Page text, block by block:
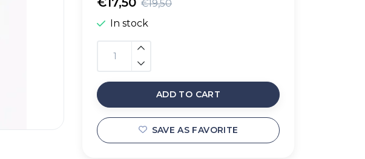
€19,50
In stock
ADD TO CART
SAVE AS FAVORITE